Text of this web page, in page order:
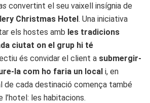
convertint el seu vaixell insígnia de
Christmas Hotel. Una iniciativa
els hostes amb les tradicions
ciutat on el grup hi té
és convidar el client a submergir-
la com ho faria un local i, en
de cada destinació comença també
l’hotel: les habitacions.